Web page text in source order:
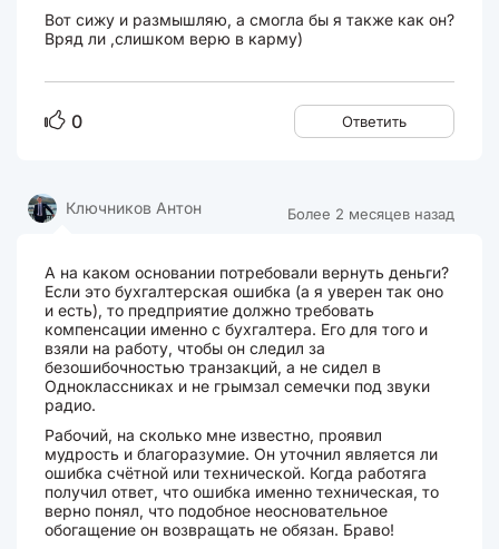
Вот сижу и размышляю, а смогла бы я также как он?
Вряд ли ,слишком верю в карму)
0 Ответить
Более 2 месяцев назад
Ключников Антон
А на каком основании потребовали вернуть деньги?
Если это бухгалтерская ошибка (а я уверен так оно
и есть), то предприятие должно требовать
компенсации именно с бухгалтера. Его для того и
взяли на работу, чтобы он следил за
безошибочностью транзакций, а не сидел в
Одноклассниках и не грымзал семечки под звуки
радио.
Рабочий, на сколько мне известно, проявил
мудрость и благоразумие. Он уточнил является ли
ошибка счётной или технической. Когда работяга
получил ответ, что ошибка именно техническая, то
верно понял, что подобное неосновательное
обогащение он возвращать не обязан. Браво!